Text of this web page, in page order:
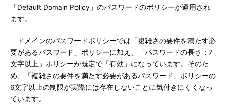
「Default Domain Policy」のパスワードのポリシーが適用され
ます。
ドメインのパスワードポリシーでは「複雑さの要件を満たす必
要があるパスワード」ポリシーに加え、「パスワードの長さ：7
文字以上」ポリシーが既定で「有効」になっています。そのた
め、「複雑さの要件を満たす必要があるパスワード」ポリシーの
6文字以上の制限が実際には存在しないことに気付きにくくなっ
ています。